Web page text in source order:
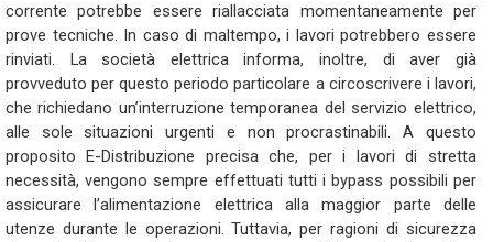
corrente potrebbe essere riallacciata momentaneamente per
prove tecniche. In caso di maltempo, i lavori potrebbero essere
rinviati. La società elettrica informa, inoltre, di aver già
provveduto per questo periodo particolare a circoscrivere i lavori,
che richiedano un’interruzione temporanea del servizio elettrico,
alle sole situazioni urgenti e non procrastinabili. A questo
proposito E-Distribuzione precisa che, per i lavori di stretta
necessità, vengono sempre effettuati tutti i bypass possibili per
assicurare l’alimentazione elettrica alla maggior parte delle
utenze durante le operazioni. Tuttavia, per ragioni di sicurezza